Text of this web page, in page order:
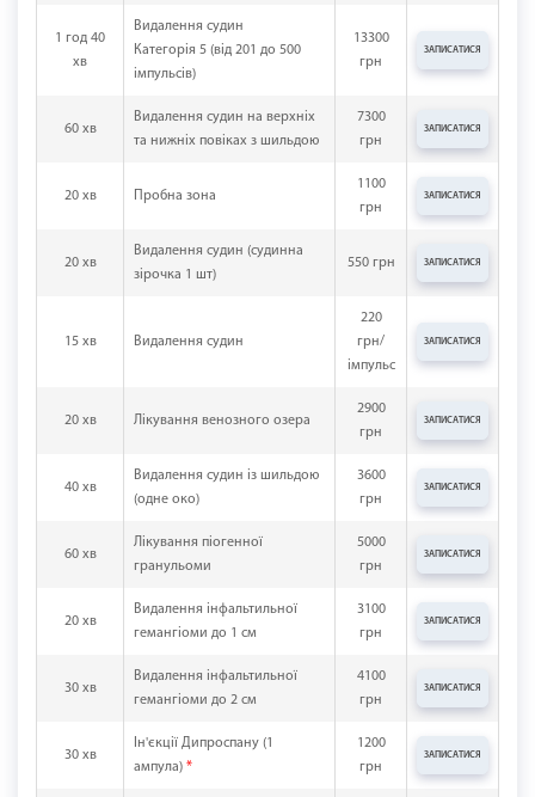
1 год 40
хв
Видалення судин
Категорія 5 (від 201 до 500
імпульсів)
13300
грн
ЗАПИСАТИСЯ
60 хв
Видалення судин на верхніх
та нижніх повіках з шильдою
7300
грн
ЗАПИСАТИСЯ
20 хв Пробна зона
1100
грн
ЗАПИСАТИСЯ
20 хв
Видалення судин (судинна
зірочка 1 шт)
550 грн ЗАПИСАТИСЯ
15 хв Видалення судин
220
грн/
імпульс
ЗАПИСАТИСЯ
20 хв Лікування венозного озера
2900
грн
ЗАПИСАТИСЯ
40 хв
Видалення судин із шильдою
(одне око)
3600
грн
ЗАПИСАТИСЯ
60 хв
Лікування піогенної
гранульоми
5000
грн
ЗАПИСАТИСЯ
20 хв
Видалення інфальтильної
гемангіоми до 1 см
3100
грн
ЗАПИСАТИСЯ
30 хв
Видалення інфальтильної
гемангіоми до 2 см
4100
грн
ЗАПИСАТИСЯ
30 хв
Ін'єкції Дипроспану (1
ампула) *
1200
грн
ЗАПИСАТИСЯ